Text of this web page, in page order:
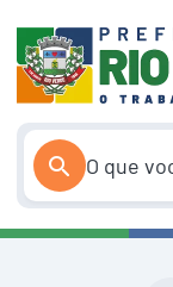
conteúdo